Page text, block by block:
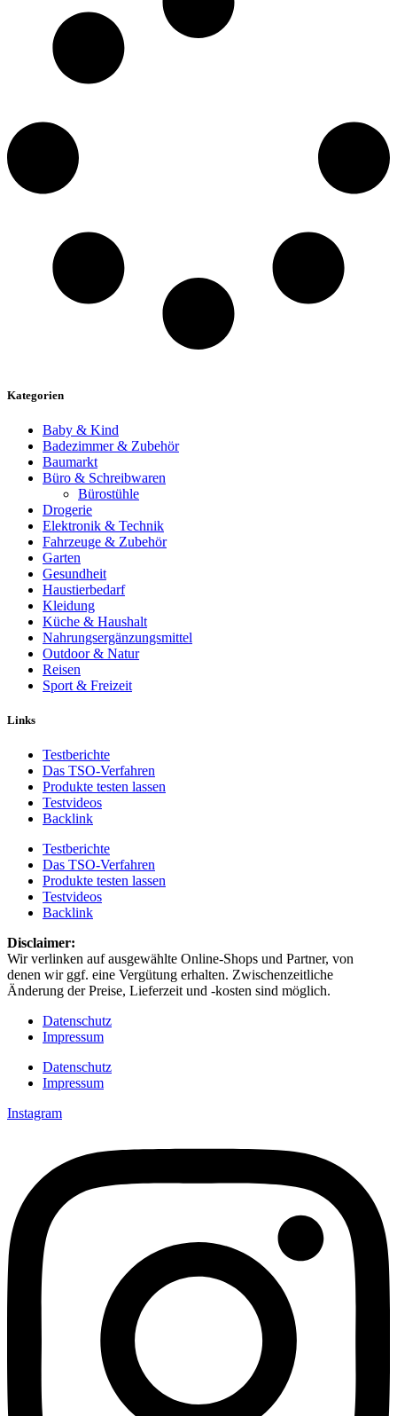
Kategorien
Baby & Kind
Badezimmer & Zubehör
Baumarkt
Büro & Schreibwaren
Bürostühle
Drogerie
Elektronik & Technik
Fahrzeuge & Zubehör
Garten
Gesundheit
Haustierbedarf
Kleidung
Küche & Haushalt
Nahrungsergänzungsmittel
Outdoor & Natur
Reisen
Sport & Freizeit
Links
Testberichte
Das TSO-Verfahren
Produkte testen lassen
Testvideos
Backlink
Testberichte
Das TSO-Verfahren
Produkte testen lassen
Testvideos
Backlink
Disclaimer: ​
Wir verlinken auf ausgewählte Online-Shops und Partner, von
denen wir ggf. eine Vergütung erhalten. Zwischenzeitliche
Änderung der Preise, Lieferzeit und -kosten sind möglich.
Datenschutz
Impressum
Datenschutz
Impressum
Instagram